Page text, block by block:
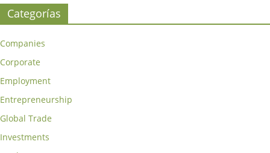
Categorías
Companies
Corporate
Employment
Entrepreneurship
Global Trade
Investments